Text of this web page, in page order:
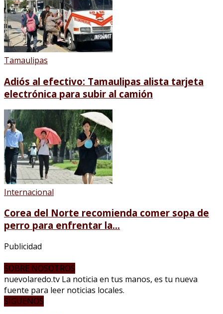
Tamaulipas
Adiós al efectivo: Tamaulipas alista tarjeta
electrónica para subir al camión
Internacional
Corea del Norte recomienda comer sopa de
perro para enfrentar la...
Publicidad
SOBRE NOSOTROS
nuevolaredo.tv La noticia en tus manos, es tu nueva
fuente para leer noticias locales.
SÍGUENOS